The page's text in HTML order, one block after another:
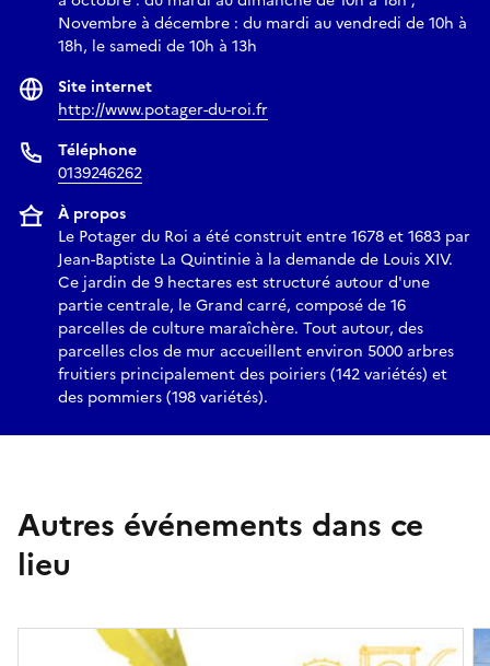
Novembre à décembre : du mardi au vendredi de 10h à
18h, le samedi de 10h à 13h
Site internet
http://www.potager-du-roi.fr
Téléphone
0139246262
À propos
Le Potager du Roi a été construit entre 1678 et 1683 par
Jean-Baptiste La Quintinie à la demande de Louis XIV.
Ce jardin de 9 hectares est structuré autour d'une
partie centrale, le Grand carré, composé de 16
parcelles de culture maraîchère. Tout autour, des
parcelles clos de mur accueillent environ 5000 arbres
fruitiers principalement des poiriers (142 variétés) et
des pommiers (198 variétés).
Autres événements dans ce
lieu